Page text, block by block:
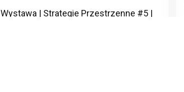
Wystawa | Strategie Przestrzenne #5 |